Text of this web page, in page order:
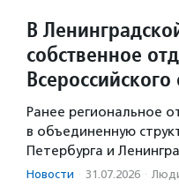
В
собственное
Ранее региональное
в объединенную
Петербурга и
Новости · 31.07.2026 ·